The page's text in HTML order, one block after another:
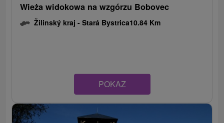
Wieża widokowa na wzgórzu Bobovec
Žilinský kraj -Stará Bystrica10.84 Km
POKAZ